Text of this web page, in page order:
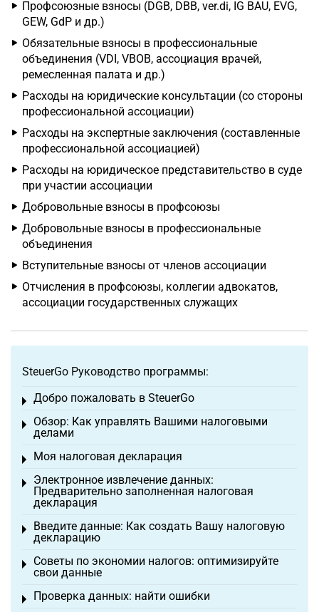
Профсоюзные взносы (DGB, DBB, ver.di, IG BAU, EVG,
GEW, GdP и др.)
Обязательные взносы в профессиональные
объединения (VDI, VBOB, ассоциация врачей,
ремесленная палата и др.)
Расходы на юридические консультации (со стороны
профессиональной ассоциации)
Расходы на экспертные заключения (составленные
профессиональной ассоциацией)
Расходы на юридическое представительство в суде
при участии ассоциации
Добровольные взносы в профсоюзы
Добровольные взносы в профессиональные
объединения
Вступительные взносы от членов ассоциации
Отчисления в профсоюзы, коллегии адвокатов,
ассоциации государственных служащих
SteuerGo Руководство программы:
Добро пожаловать в SteuerGo
Toggle menu
Обзор: Как управлять Вашими налоговыми
делами
Toggle menu
Моя налоговая декларация
Toggle menu
Электронное извлечение данных:
Предварительно заполненная налоговая
декларация
Toggle menu
Введите данные: Как создать Вашу налоговую
декларацию
Toggle menu
Советы по экономии налогов: оптимизируйте
свои данные
Toggle menu
Проверка данных: найти ошибки
Toggle menu